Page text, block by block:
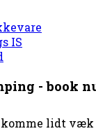
IS
- book
lidt væk